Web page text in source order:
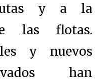
y a la
las flotas.
y nuevos
han